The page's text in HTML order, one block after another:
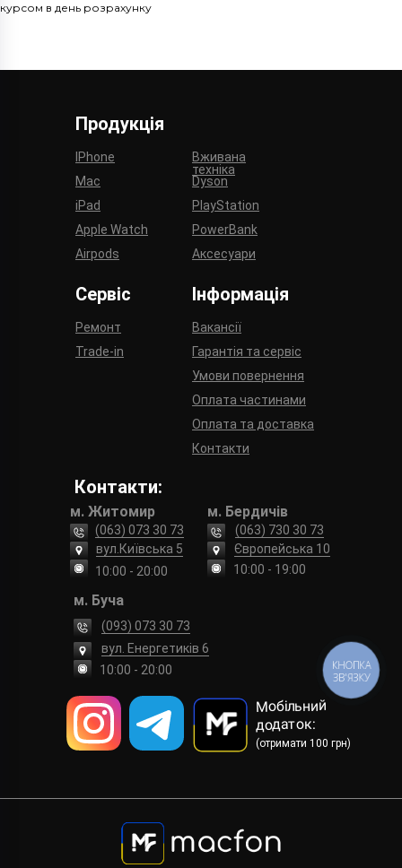
курсом в день розрахунку
Продукція
IPhone
Mac
iPad
Apple Watch
Airpods
Вживана
техніка
Dyson
PlayStation
PowerBank
Аксесуари
Сервіс
Ремонт
Trade-in
Інформація
Вакансії
Гарантія та сервіс
Умови повернення
Оплата та доставка
Оплата частинами
Контакти
Контакти:
м. Житомир
вул.Київська 5
10:00 - 20:00
(063) 073 30 73
м. Бердичів
Європейська 10
10:00 - 19:00
(063) 730 30 73
Мобільний
додаток:
(отримати 100 грн)
м. Буча
вул. Енергетиків 6
(093) 073 30 73
10:00 - 20:00
КНОПКА
ЗВ'ЯЗКУ